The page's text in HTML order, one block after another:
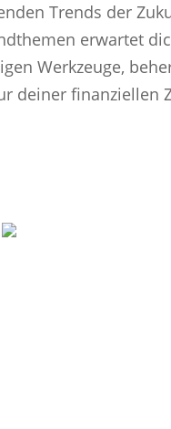
Trends der
erwartet
Werkzeuge,
deiner finanziellen